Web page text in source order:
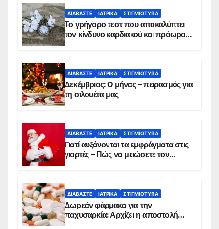
ΔΙΑΒΆΣΤΕ ΙΑΤΡΙΚΆ ΣΤΙΓΜΙΌΤΥΠΑ
Το γρήγορο τεστ που αποκαλύπτει
τον κίνδυνο καρδιακού και πρόωρου
ΔΙΑΒΆΣΤΕ ΙΑΤΡΙΚΆ ΣΤΙΓΜΙΌΤΥΠΑ
Δεκέμβριος: Ο μήνας – πειρασμός για
τη σιλουέτα μας
ΔΙΑΒΆΣΤΕ ΙΑΤΡΙΚΆ ΣΤΙΓΜΙΌΤΥΠΑ
Γιατί αυξάνονται τα εμφράγματα στις
γιορτές – Πώς να μειώσετε τον
ΔΙΑΒΆΣΤΕ ΙΑΤΡΙΚΆ ΣΤΙΓΜΙΌΤΥΠΑ
Δωρεάν φάρμακα για την
παχυσαρκία: Αρχίζει η αποστολή